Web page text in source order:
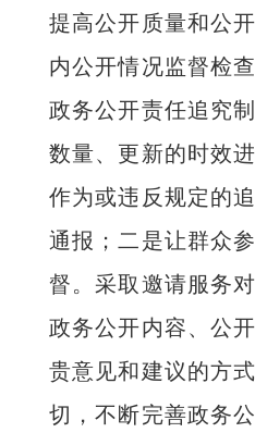
提高公开质量和公
内公开情况监督检
政务公开责任追究
数量、更新的时效
作为或违反规定的
通报；二是让群众
督。采取邀请服务
政务公开内容、公
贵意见和建议的方
切，不断完善政务